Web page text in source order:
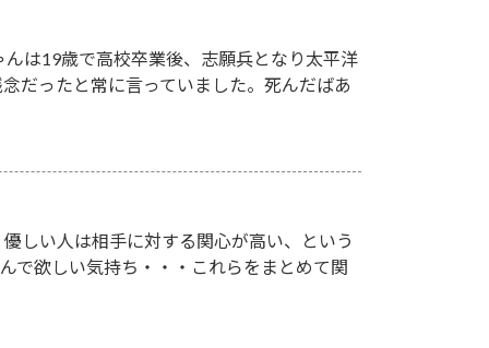
は19歳で高校卒業後、志願兵となり太平洋
だったと常に言っていました。死んだばあ
しい人は相手に対する関心が高い、という
で欲しい気持ち・・・これらをまとめて関